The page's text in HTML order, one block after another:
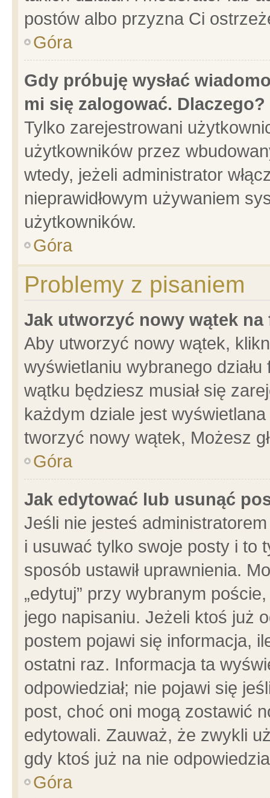
postów albo przyzna Ci
Góra
Gdy próbuję wysłać
mi się zalogować. Dlaczego?
Tylko zarejestrowani
użytkowników przez
wtedy, jeżeli administrator
nieprawidłowym używaniem
użytkowników.
Góra
Problemy z pisaniem
Jak utworzyć nowy wątek na
Aby utworzyć nowy wątek,
wyświetlaniu wybranego
wątku będziesz musiał się
każdym dziale jest
tworzyć nowy wątek, Możesz
Góra
Jak edytować lub usunąć
Jeśli nie jesteś
i usuwać tylko swoje posty i to
sposób ustawił uprawnienia.
„edytuj” przy wybranym
jego napisaniu. Jeżeli ktoś już
postem pojawi się informacja,
ostatni raz. Informacja ta
odpowiedział; nie pojawi się
post, choć oni mogą zostawić
edytowali. Zauważ, że zwykli
gdy ktoś już na nie
Góra